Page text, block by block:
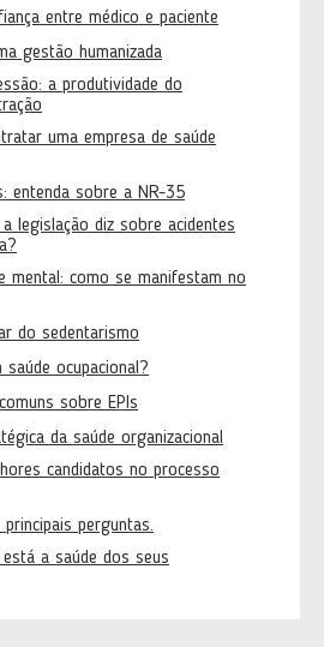
entre médico e paciente
gestão humanizada
a produtividade do
uma empresa de saúde
entenda sobre a NR-35
legislação diz sobre acidentes
mental: como se manifestam no
do sedentarismo
ocupacional?
sobre EPIs
da saúde organizacional
candidatos no processo
perguntas.
a saúde dos seus